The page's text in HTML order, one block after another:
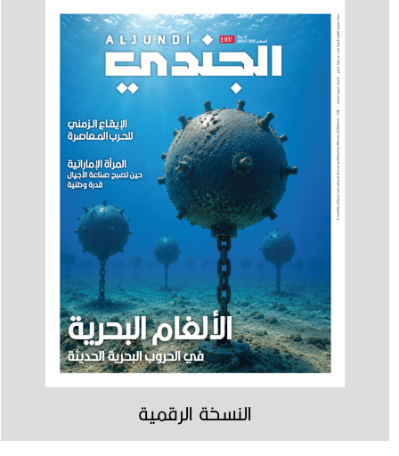
النسخة الرقمية